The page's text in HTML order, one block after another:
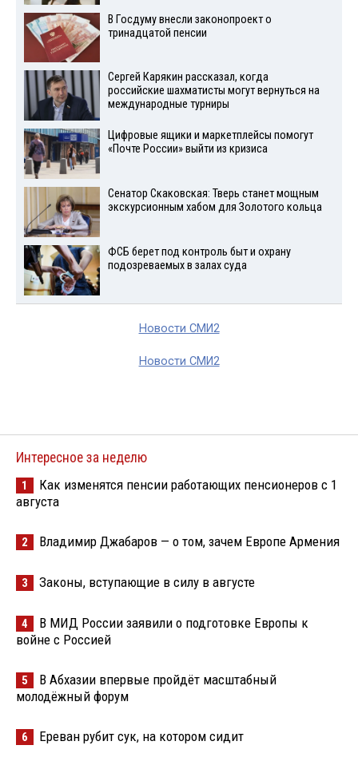
В Госдуму внесли законопроект о
тринадцатой пенсии
Сергей Карякин рассказал, когда
российские шахматисты могут вернуться на
международные турниры
Цифровые ящики и маркетплейсы помогут
«Почте России» выйти из кризиса
Сенатор Скаковская: Тверь станет мощным
экскурсионным хабом для Золотого кольца
ФСБ берет под контроль быт и охрану
подозреваемых в залах суда
Новости СМИ2
Новости СМИ2
Интересное за неделю
1
Как изменятся пенсии работающих пенсионеров с 1
августа
2 Владимир Джабаров — о том, зачем Европе Армения
3 Законы, вступающие в силу в августе
4
В МИД России заявили о подготовке Европы к
войне с Россией
5
В Абхазии впервые пройдёт масштабный
молодёжный форум
6 Ереван рубит сук, на котором сидит